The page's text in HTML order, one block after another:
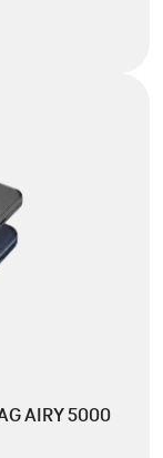
AIRY 5000